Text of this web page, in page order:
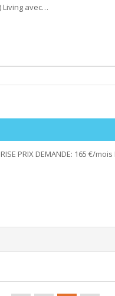
Living avec…
PRIX DEMANDE: 165 €/